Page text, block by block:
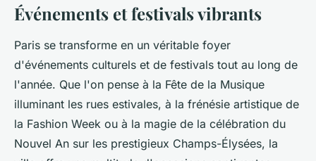
Événements et festivals vibrants
Paris se transforme en un véritable foyer
d'événements culturels et de festivals tout au long de
l'année. Que l'on pense à la Fête de la Musique
illuminant les rues estivales, à la frénésie artistique de
la Fashion Week ou à la magie de la célébration du
Nouvel An sur les prestigieux Champs-Élysées, la